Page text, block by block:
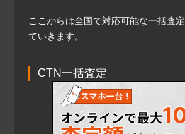
ここからは全国で対応可能な一括査
ていきます。
CTN一括査定